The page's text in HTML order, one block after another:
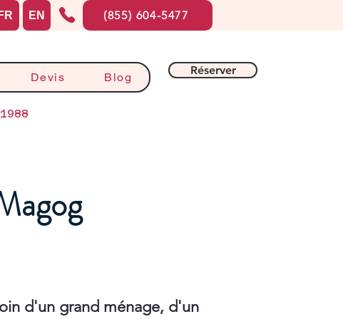
Devis Blog
Réserver
FR EN (855) 604-5477
d'un grand ménage, d'un